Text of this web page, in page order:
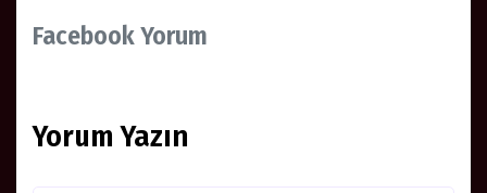
Facebook Yorum
Yorum Yazın